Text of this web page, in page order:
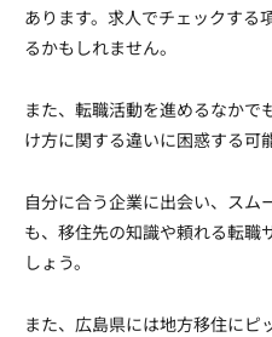
あります。求人でチェックする
るかもしれません。
また、転職活動を進めるなかで
け方に関する違いに困惑する可
自分に合う企業に出会い、スム
も、移住先の知識や頼れる転職
しょう。
また、広島県には地方移住にピ